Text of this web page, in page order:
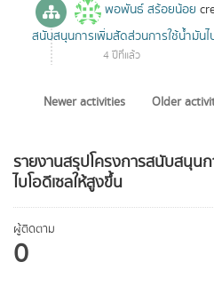
รายงานสรุปโครงการสนับสนุน
ไบโอดีเซลให้สูงขึ้น
ผู้ติดตาม
0
พอพันธ์ สร้อยน้อย
สนับสนุนการเพิ่มสัดส่วนการใช้น้ำมันไ
4 ปีที่แล้ว
Newer activities Older